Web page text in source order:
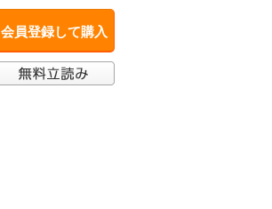
会員登録して購入